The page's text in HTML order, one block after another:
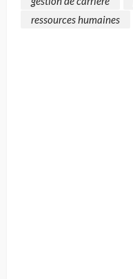
ressources humaines